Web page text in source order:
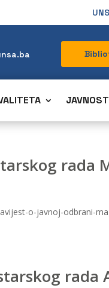
rada
o-javnoj-odbrani-
rada